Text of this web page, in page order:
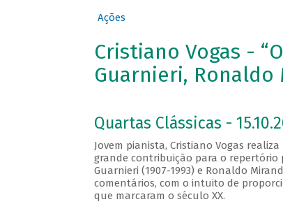
Ações
Cristiano Vogas -
Guarnieri,
Quartas Clássicas -
Jovem pianista, Cristiano Vogas
grande contribuição para o repertório
Guarnieri (1907-1993) e Ronaldo
comentários, com o intuito de
que marcaram o século XX.